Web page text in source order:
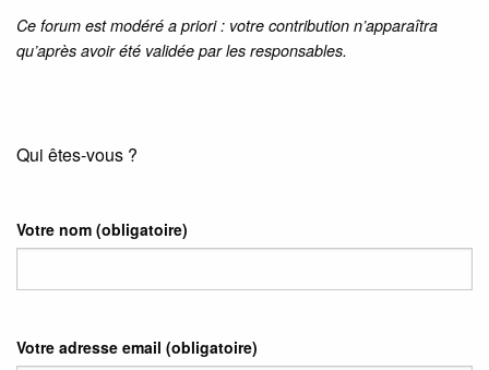
Ce forum est modéré a priori : votre contribution n’apparaîtra
qu’après avoir été validée par les responsables.
Qui êtes-vous ?
Votre nom (obligatoire)
Votre adresse email (obligatoire)